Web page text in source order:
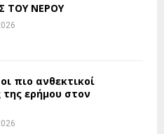
ΤΟΥ ΝΕΡΟΥ
πιο ανθεκτικοί
της ερήμου στον